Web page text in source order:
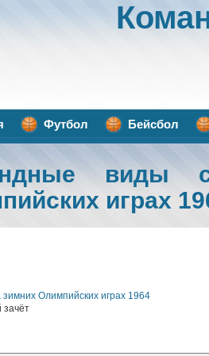
Футбол Бейсбол
виды
играх
зимних Олимпийских играх 1964